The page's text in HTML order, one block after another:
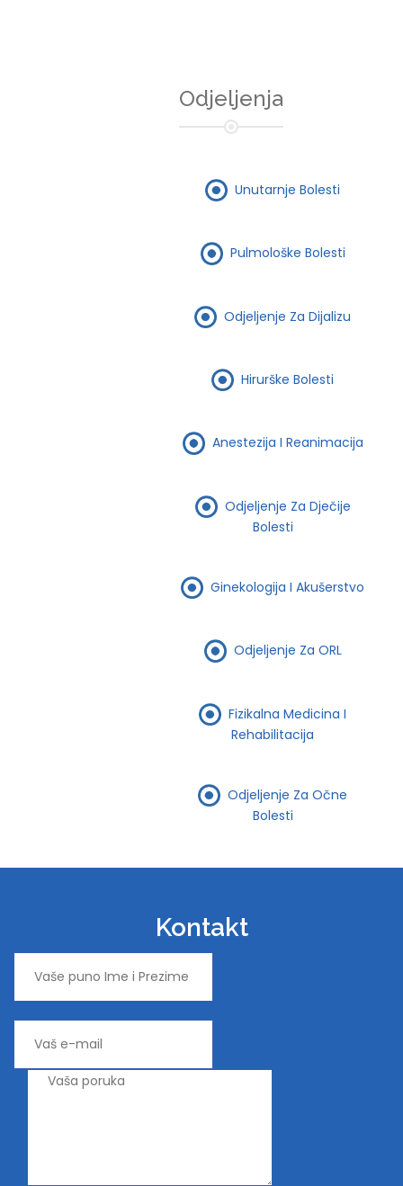
Odjeljenja
Unutarnje Bolesti
Pulmološke Bolesti
Odjeljenje Za Dijalizu
Hirurške Bolesti
Anestezija I Reanimacija
Odjeljenje Za Dječije
Bolesti
Ginekologija I Akušerstvo
Odjeljenje Za ORL
Fizikalna Medicina I
Rehabilitacija
Odjeljenje Za Očne
Bolesti
Kontakt